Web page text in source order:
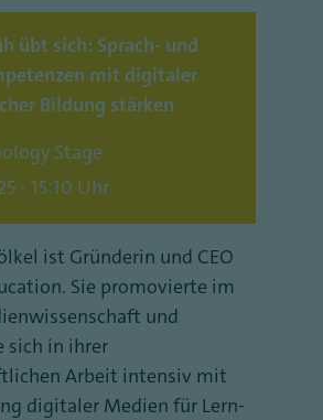
übt sich: Sprach- und
mit digitaler
Bildung stärken
Stage
- 15:10 Uhr
ist Gründerin und CEO
Sie promovierte im
und
sich in ihrer
Arbeit intensiv mit
digitaler Medien für Lern-